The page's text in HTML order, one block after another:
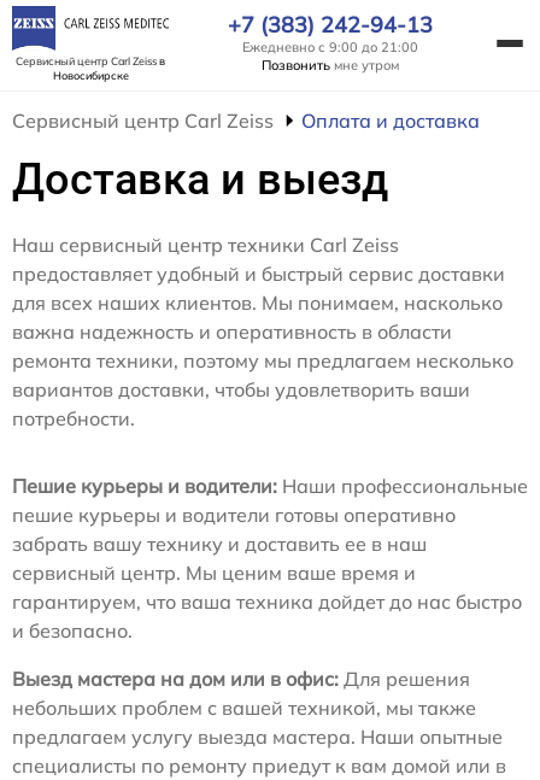
Сервисный центр Carl Zeissв
Новосибирске
+7 (383) 242-94-13
Ежедневно с 9:00 до 21:00
Позвонить мне утром
Сервисный центр Carl Zeiss Оплата и доставка
Доставка и выезд
Наш сервисный центр техники Carl Zeiss
предоставляет удобный и быстрый сервис доставки
для всех наших клиентов. Мы понимаем, насколько
важна надежность и оперативность в области
ремонта техники, поэтому мы предлагаем несколько
вариантов доставки, чтобы удовлетворить ваши
потребности.
Пешие курьеры и водители: Наши профессиональные
пешие курьеры и водители готовы оперативно
забрать вашу технику и доставить ее в наш
сервисный центр. Мы ценим ваше время и
гарантируем, что ваша техника дойдет до нас быстро
и безопасно.
Выезд мастера на дом или в офис: Для решения
небольших проблем с вашей техникой, мы также
предлагаем услугу выезда мастера. Наши опытные
специалисты по ремонту приедут к вам домой или в